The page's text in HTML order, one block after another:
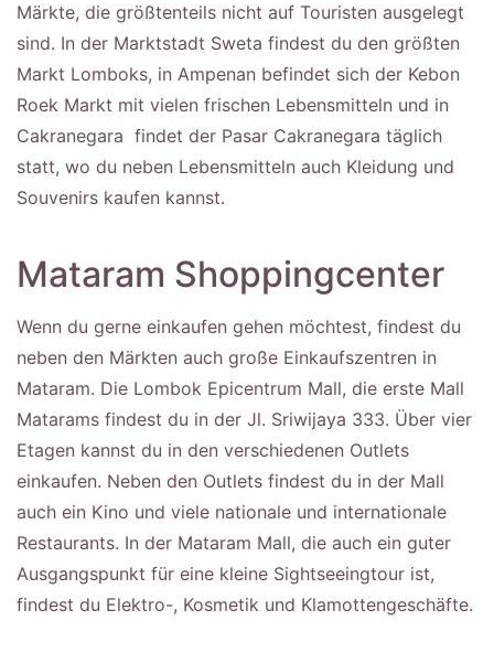
Märkte, die größtenteils nicht auf Touristen ausgelegt
sind. In der Marktstadt Sweta findest du den größten
Markt Lomboks, in Ampenan befindet sich der Kebon
Roek Markt mit vielen frischen Lebensmitteln und in
Cakranegara findet der Pasar Cakranegara täglich
statt, wo du neben Lebensmitteln auch Kleidung und
Souvenirs kaufen kannst.
Mataram Shoppingcenter
Wenn du gerne einkaufen gehen möchtest, findest du
neben den Märkten auch große Einkaufszentren in
Mataram. Die Lombok Epicentrum Mall, die erste Mall
Matarams findest du in der Jl. Sriwijaya 333. Über vier
Etagen kannst du in den verschiedenen Outlets
einkaufen. Neben den Outlets findest du in der Mall
auch ein Kino und viele nationale und internationale
Restaurants. In der Mataram Mall, die auch ein guter
Ausgangspunkt für eine kleine Sightseeingtour ist,
findest du Elektro-, Kosmetik und Klamottengeschäfte.